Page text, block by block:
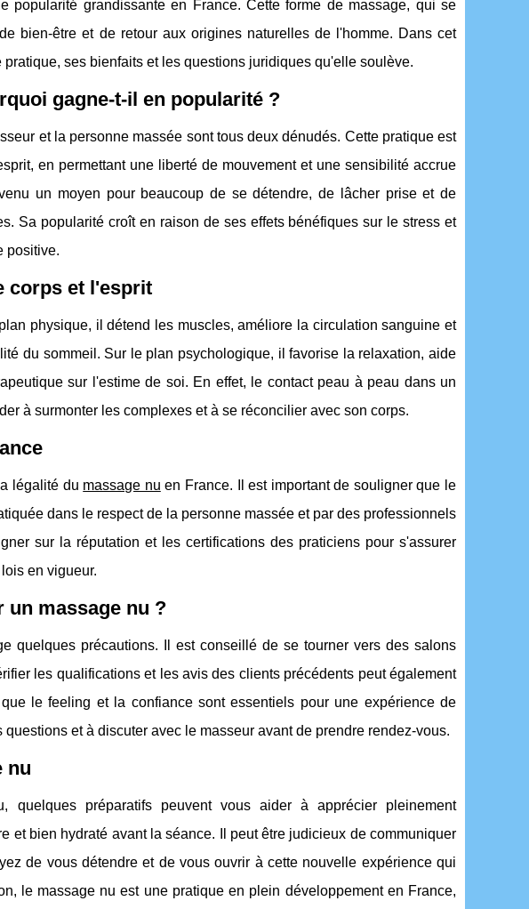
popularité grandissante en France. Cette forme de massage, qui se
bien-être et de retour aux origines naturelles de l'homme. Dans cet
ses bienfaits et les questions juridiques qu'elle soulève.
gagne-t-il en popularité ?
et la personne massée sont tous deux dénudés. Cette pratique est
en permettant une liberté de mouvement et une sensibilité accrue
un moyen pour beaucoup de se détendre, de lâcher prise et de
Sa popularité croît en raison de ses effets bénéfiques sur le stress et
positive.
corps et l'esprit
physique, il détend les muscles, améliore la circulation sanguine et
du sommeil. Sur le plan psychologique, il favorise la relaxation, aide
sur l'estime de soi. En effet, le contact peau à peau dans un
à surmonter les complexes et à se réconcilier avec son corps.
légalité du massage nu en France. Il est important de souligner que le
dans le respect de la personne massée et par des professionnels
sur la réputation et les certifications des praticiens pour s'assurer
en vigueur.
massage nu ?
quelques précautions. Il est conseillé de se tourner vers des salons
les qualifications et les avis des clients précédents peut également
le feeling et la confiance sont essentiels pour une expérience de
et à discuter avec le masseur avant de prendre rendez-vous.
nu
préparatifs peuvent vous aider à apprécier pleinement
et bien hydraté avant la séance. Il peut être judicieux de communiquer
de vous détendre et de vous ouvrir à cette nouvelle expérience qui
le massage nu est une pratique en plein développement en France,